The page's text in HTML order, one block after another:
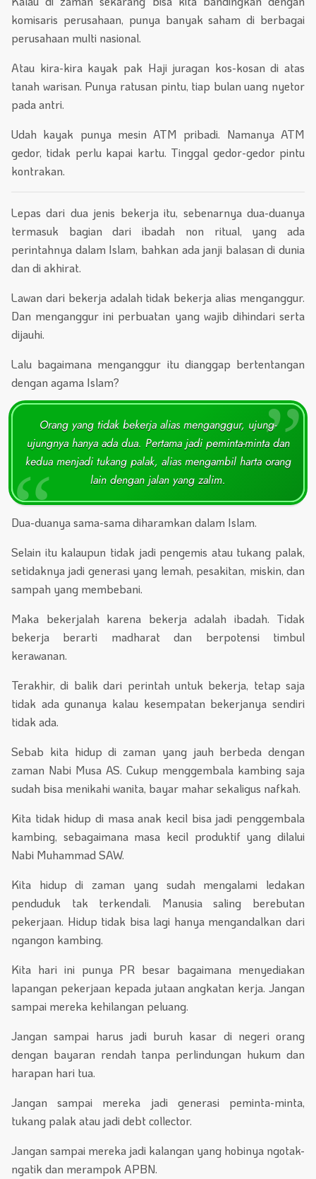
komisaris perusahaan, punya banyak saham di berbagai
perusahaan multi nasional.
Atau kira-kira kayak pak Haji juragan kos-kosan di atas
tanah warisan. Punya ratusan pintu, tiap bulan uang nyetor
pada antri.
Udah kayak punya mesin ATM pribadi. Namanya ATM
gedor, tidak perlu kapai kartu. Tinggal gedor-gedor pintu
kontrakan.
Lepas dari dua jenis bekerja itu, sebenarnya dua-duanya
termasuk bagian dari ibadah non ritual, yang ada
perintahnya dalam Islam, bahkan ada janji balasan di dunia
dan di akhirat.
Lawan dari bekerja adalah tidak bekerja alias menganggur.
Dan menganggur ini perbuatan yang wajib dihindari serta
dijauhi.
Lalu bagaimana menganggur itu dianggap bertentangan
dengan agama Islam?
Orang yang tidak bekerja alias menganggur, ujung-
ujungnya hanya ada dua. Pertama jadi peminta-minta dan
kedua menjadi tukang palak, alias mengambil harta orang
lain dengan jalan yang zalim.
Dua-duanya sama-sama diharamkan dalam Islam.
Selain itu kalaupun tidak jadi pengemis atau tukang palak,
setidaknya jadi generasi yang lemah, pesakitan, miskin, dan
sampah yang membebani.
Maka bekerjalah karena bekerja adalah ibadah. Tidak
bekerja berarti madharat dan berpotensi timbul
kerawanan.
Terakhir, di balik dari perintah untuk bekerja, tetap saja
tidak ada gunanya kalau kesempatan bekerjanya sendiri
tidak ada.
Sebab kita hidup di zaman yang jauh berbeda dengan
zaman Nabi Musa AS. Cukup menggembala kambing saja
sudah bisa menikahi wanita, bayar mahar sekaligus nafkah.
Kita tidak hidup di masa anak kecil bisa jadi penggembala
kambing, sebagaimana masa kecil produktif yang dilalui
Nabi Muhammad SAW.
Kita hidup di zaman yang sudah mengalami ledakan
penduduk tak terkendali. Manusia saling berebutan
pekerjaan. Hidup tidak bisa lagi hanya mengandalkan dari
ngangon kambing.
Kita hari ini punya PR besar bagaimana menyediakan
lapangan pekerjaan kepada jutaan angkatan kerja. Jangan
sampai mereka kehilangan peluang.
Jangan sampai harus jadi buruh kasar di negeri orang
dengan bayaran rendah tanpa perlindungan hukum dan
harapan hari tua.
Jangan sampai mereka jadi generasi peminta-minta,
tukang palak atau jadi debt collector.
Jangan sampai mereka jadi kalangan yang hobinya ngotak-
ngatik dan merampok APBN.